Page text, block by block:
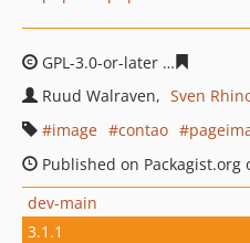
GPL-3.0-or-later
Ruud Walraven
Sven
image
contao
Published on Packagist.org
dev-main
3.1.1